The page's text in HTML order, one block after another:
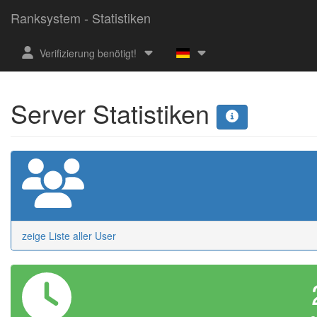
Ranksystem - Statistiken
Verifizierung benötigt!
Server Statistiken
zeige Liste aller User